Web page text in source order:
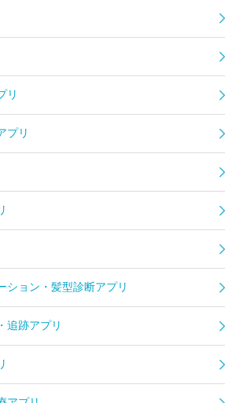
リ
プリ
ション・髪型診断アプリ
追跡アプリ